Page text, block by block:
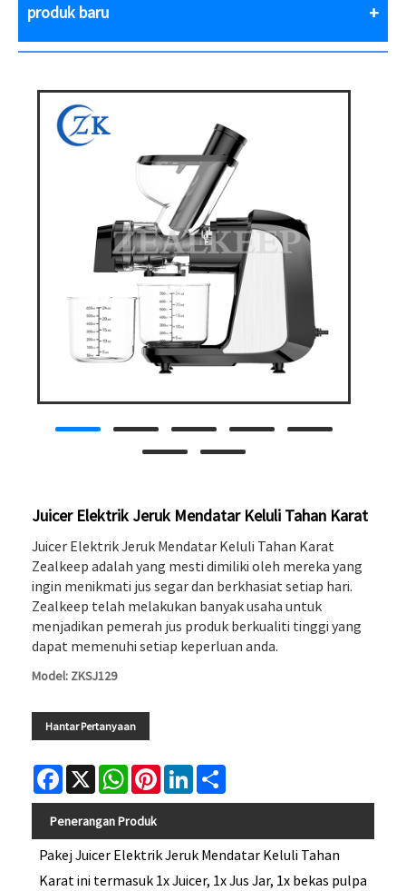
produk baru
Juicer Elektrik Jeruk Mendatar Keluli Tahan Karat
Juicer Elektrik Jeruk Mendatar Keluli Tahan Karat
Zealkeep adalah yang mesti dimiliki oleh mereka yang
ingin menikmati jus segar dan berkhasiat setiap hari.
Zealkeep telah melakukan banyak usaha untuk
menjadikan pemerah jus produk berkualiti tinggi yang
dapat memenuhi setiap keperluan anda.
Model: ZKSJ129
Hantar Pertanyaan
Facebook
X WhatsAppPinterestLinkedIn
Penerangan Produk
Pakej Juicer Elektrik Jeruk Mendatar Keluli Tahan
Karat ini termasuk 1x Juicer, 1x Jus Jar, 1x bekas pulpa